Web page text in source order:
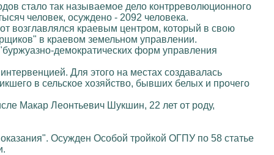
стало так называемое дело контрреволюционного
человек, осуждено - 2092 человека.
возглавлялся краевым центром, который в свою
в краевом земельном управлении.
демократических форм управления
Для этого на местах создавалась
в сельское хозяйство, бывших белых и прочего
Макар Леонтьевич Шукшин, 22 лет от роду,
Осужден Особой тройкой ОГПУ по 58 статье